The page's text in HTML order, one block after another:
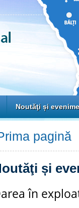
Noutăţi și
pagină
și
în